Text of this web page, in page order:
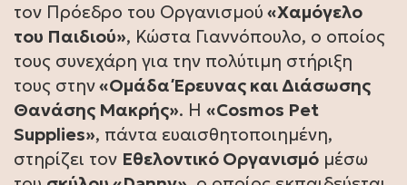
τον Πρόεδρο του Οργανισμού «Χαμόγελο
του Παιδιού», Κώστα Γιαννόπουλο, ο οποίος
τους συνεχάρη για την πολύτιμη στήριξη
τους στην«Ομάδα Έρευνας και Διάσωσης
Θανάσης Μακρής». Η «Cosmos Pet
Supplies», πάντα ευαισθητοποιημένη,
στηρίζει τον Εθελοντικό Οργανισμό μέσω